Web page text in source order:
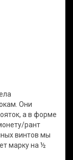
Они
а в форме
рант
винтов мы
марку на ½